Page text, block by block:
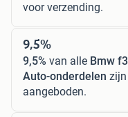
voor verzending.
9,5%
9,5% van alle Bmw
Auto-onderdelen
aangeboden.